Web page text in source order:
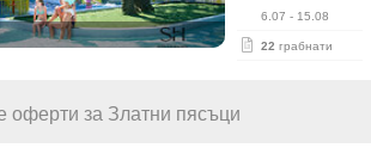
6.07 - 15.08
22 грабнати
оферти за Златни пясъци